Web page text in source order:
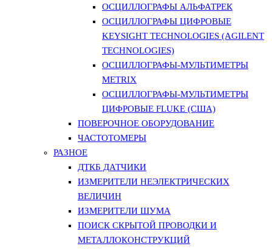
ОСЦИЛЛОГРАФЫ АЛЬФАТРЕК
ОСЦИЛЛОГРАФЫ ЦИФРОВЫЕ
KEYSIGHT TECHNOLOGIES (AGILENT
TECHNOLOGIES)
ОСЦИЛЛОГРАФЫ-МУЛЬТИМЕТРЫ
METRIX
ОСЦИЛЛОГРАФЫ-МУЛЬТИМЕТРЫ
ЦИФРОВЫЕ FLUKE (США)
ПОВЕРОЧНОЕ ОБОРУДОВАНИЕ
ЧАСТОТОМЕРЫ
РАЗНОЕ
ДТКБ ДАТЧИКИ
ИЗМЕРИТЕЛИ НЕЭЛЕКТРИЧЕСКИХ
ВЕЛИЧИН
ИЗМЕРИТЕЛИ ШУМА
ПОИСК СКРЫТОЙ ПРОВОДКИ И
МЕТАЛЛОКОНСТРУКЦИЙ